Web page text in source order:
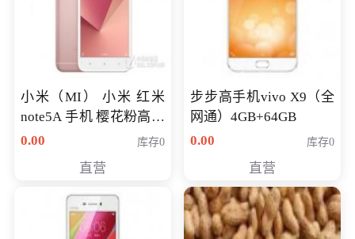
小米（MI） 小米 红米
note5A 手机 樱花粉高配
版 全网通(3G+32G)
0.00 库存0
直营
步步高手机vivo X9（全
网通）4GB+64GB
0.00
库存0
直营